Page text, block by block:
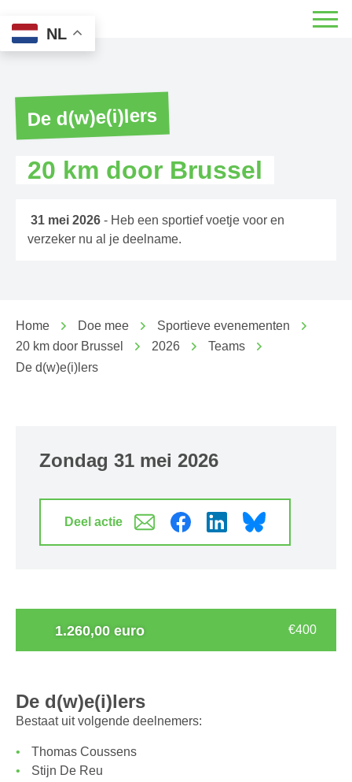
De d(w)e(i)lers
20 km door Brussel
31 mei 2026 - Heb een sportief voetje voor en
verzeker nu al je deelname.
Home Doe mee
Sportieve evenementen
20 km door Brussel
2026
Teams
De d(w)e(i)lers
zondag 31 mei 2026
Deel actie
1.260,00 euro €400
De d(w)e(i)lers
Bestaat uit volgende deelnemers:
Thomas Coussens
Stijn De Reu
NL